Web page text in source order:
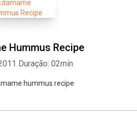
Hummus Recipe
Duração: 02min
hummus recipe